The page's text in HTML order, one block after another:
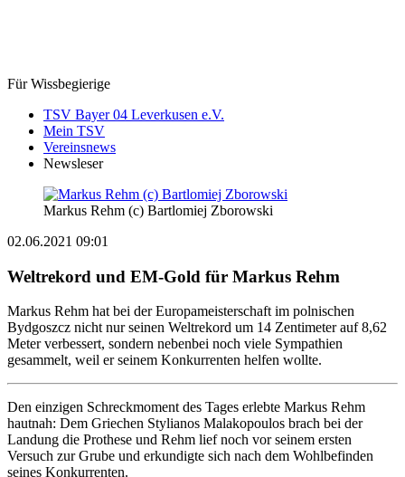
Für Wissbegierige
TSV Bayer 04 Leverkusen e.V.
Mein TSV
Vereinsnews
Newsleser
Markus Rehm (c) Bartlomiej Zborowski
02.06.2021 09:01
Weltrekord und EM-Gold für Markus Rehm
Markus Rehm hat bei der Europameisterschaft im polnischen
Bydgoszcz nicht nur seinen Weltrekord um 14 Zentimeter auf 8,62
Meter verbessert, sondern nebenbei noch viele Sympathien
gesammelt, weil er seinem Konkurrenten helfen wollte.
Den einzigen Schreckmoment des Tages erlebte Markus Rehm
hautnah: Dem Griechen Stylianos Malakopoulos brach bei der
Landung die Prothese und Rehm lief noch vor seinem ersten
Versuch zur Grube und erkundigte sich nach dem Wohlbefinden
seines Konkurrenten.